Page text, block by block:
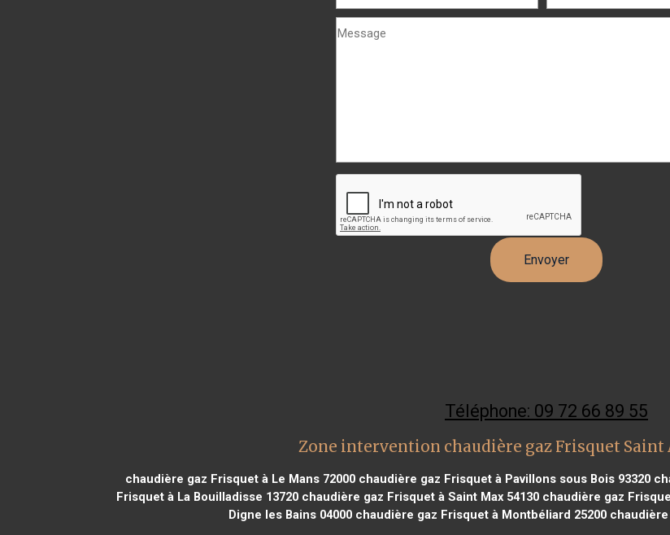
Téléphone: 09 72 66 89 55
Zone intervention chaudière gaz Frisquet Saint
chaudière gaz Frisquet à Le Mans 72000chaudière gaz Frisquet à Pavillons sous Bois 93320
Frisquet à La Bouilladisse 13720 chaudière gaz Frisquet à Saint Max 54130 chaudière gaz
Digne les Bains 04000 chaudière gaz Frisquet à Montbéliard 25200